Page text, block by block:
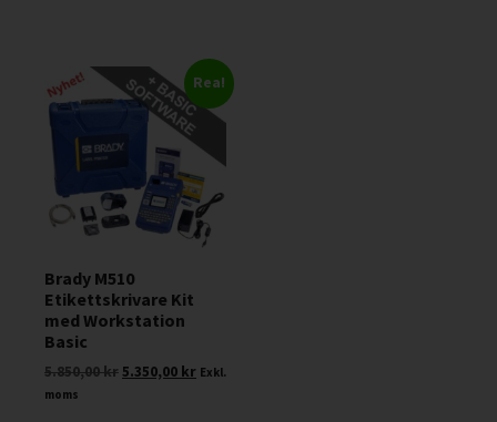
Rea!
Brady M510
Etikettskrivare Kit
med Workstation
Basic
5.850,00kr5.350,00 kr Exkl.
moms